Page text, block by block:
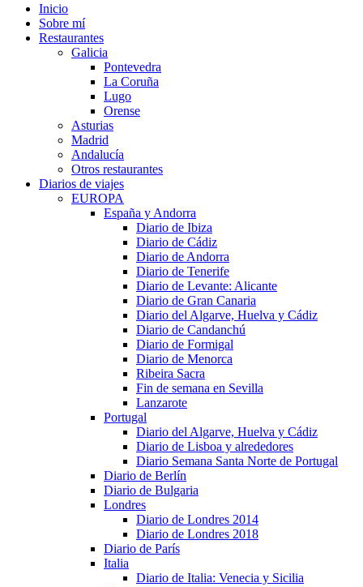
Inicio
Sobre mí
Restaurantes
Galicia
Pontevedra
La Coruña
Lugo
Orense
Asturias
Madrid
Andalucía
Otros restaurantes
Diarios de viajes
EUROPA
España y Andorra
Diario de Ibiza
Diario de Cádiz
Diario de Andorra
Diario de Tenerife
Diario de Levante: Alicante
Diario de Gran Canaria
Diario del Algarve, Huelva y Cádiz
Diario de Candanchú
Diario de Formigal
Diario de Menorca
Ribeira Sacra
Fin de semana en Sevilla
Lanzarote
Portugal
Diario del Algarve, Huelva y Cádiz
Diario de Lisboa y alrededores
Diario Semana Santa Norte de Portugal
Diario de Berlín
Diario de Bulgaria
Londres
Diario de Londres 2014
Diario de Londres 2018
Diario de París
Italia
Diario de Italia: Venecia y Sicilia